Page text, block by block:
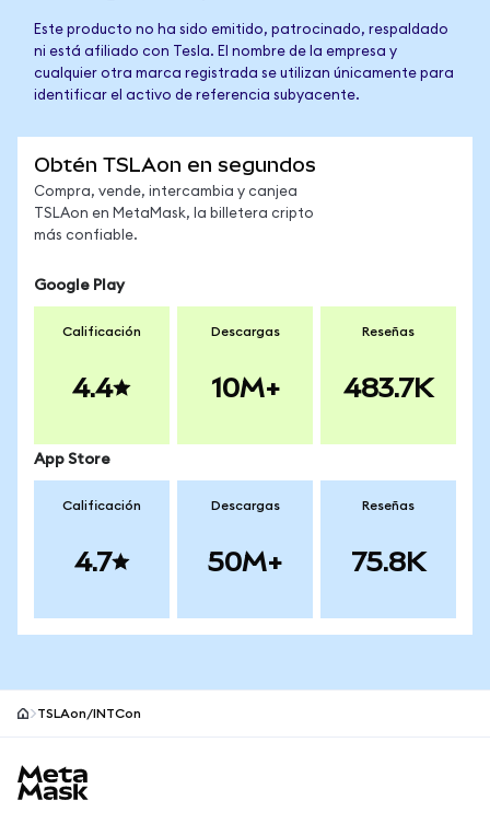
Este producto no ha sido emitido, patrocinado, respaldado
ni está afiliado con Tesla. El nombre de la empresa y
cualquier otra marca registrada se utilizan únicamente para
identificar el activo de referencia subyacente.
Obtén TSLAon en segundos
Compra, vende, intercambia y canjea
TSLAon en MetaMask, la billetera cripto
más confiable.
Google Play
Calificación
4.4
Descargas
10M+
Reseñas
483.7K
App Store
Calificación
4.7
Descargas
50M+
Reseñas
75.8K
TSLAon/INTCon